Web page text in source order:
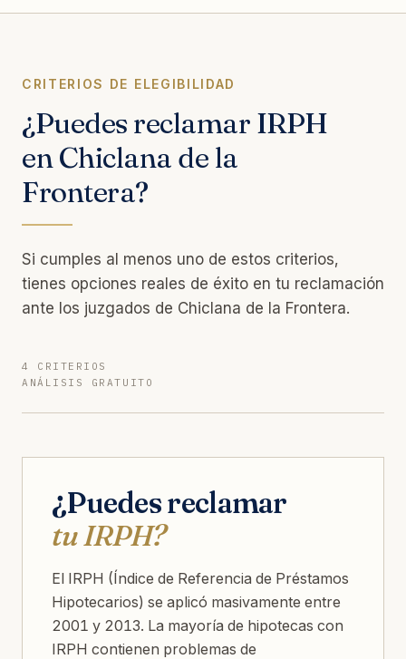
CRITERIOS DE ELEGIBILIDAD
¿Puedes reclamar IRPH
en Chiclana de la
Frontera?
Si cumples al menos uno de estos criterios,
tienes opciones reales de éxito en tu reclamación
ante los juzgados de Chiclana de la Frontera.
4 CRITERIOS
ANÁLISIS GRATUITO
¿Puedes reclamar
tu IRPH?
El IRPH (Índice de Referencia de Préstamos
Hipotecarios) se aplicó masivamente entre
2001 y 2013. La mayoría de hipotecas con
IRPH contienen problemas de